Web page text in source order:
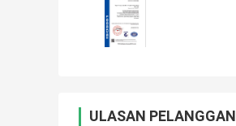
ULASAN PELANGGAN